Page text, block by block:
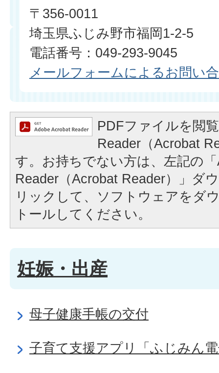
〒356-0011
埼玉県ふじみ野市福岡1-2-5
電話番号：049-293-9045
メールフォームによるお問い
PDFファイルを閲
Reader（Acrobat
す。お持ちでない方は、左記の
Reader（Acrobat Reader）」ダ
リックして、ソフトウェアをダ
トールしてください。
妊娠・出産
母子健康手帳の交付
子育て支援アプリ「ふじみん